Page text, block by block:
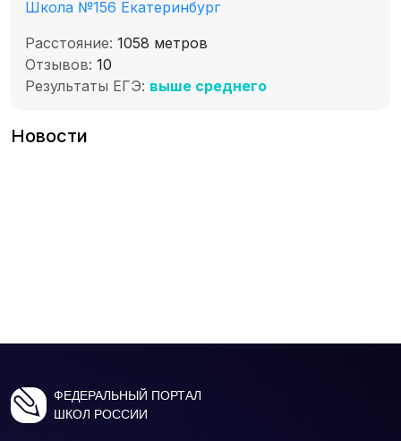
Школа №156 Екатеринбург
Расстояние: 1058 метров
Отзывов: 10
Результаты ЕГЭ: выше среднего
Новости
ФЕДЕРАЛЬНЫЙ ПОРТАЛ
ШКОЛ РОССИИ